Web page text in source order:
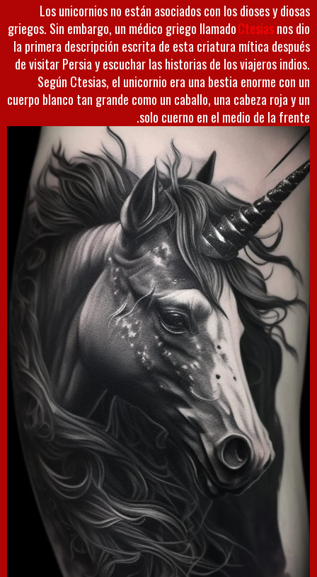
Los unicornios no están asociados con los dioses y diosas
griegos. Sin embargo, un médico griego llamadoCtesiasnos dio
la primera descripción escrita de esta criatura mítica después
de visitar Persia y escuchar las historias de los viajeros indios.
Según Ctesias, el unicornio era una bestia enorme con un
cuerpo blanco tan grande como un caballo, una cabeza roja y un
solo cuerno en el medio de la frente.